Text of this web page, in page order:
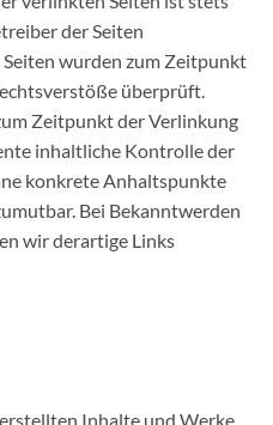
der Seiten
wurden zum Zeitpunkt
überprüft.
Zeitpunkt der Verlinkung
inhaltliche Kontrolle der
konkrete Anhaltspunkte
Bei Bekanntwerden
wir derartige Links
Inhalte und Werke